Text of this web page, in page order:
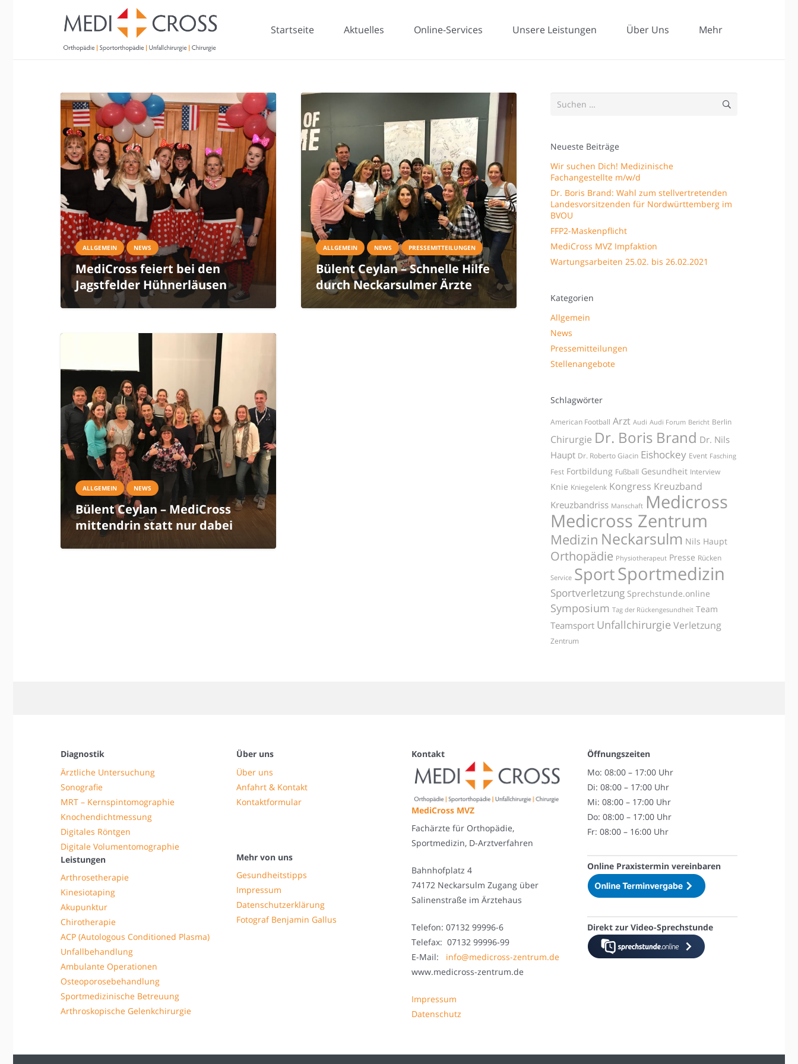
Startseite Aktuelles Online-Services Unsere Leistungen Über Uns Mehr
ALLGEMEIN NEWS
MediCross feiert bei den
Jagstfelder Hühnerläusen
ALLGEMEIN NEWS PRESSEMITTEILUNGEN
Bülent Ceylan – Schnelle Hilfe
durch Neckarsulmer Ärzte
ALLGEMEIN NEWS
Bülent Ceylan – MediCross
mittendrin statt nur dabei
Suchen
Neueste Beiträge
Wir suchen Dich! Medizinische
Fachangestellte m/w/d
Dr. Boris Brand: Wahl zum stellvertretenden
Landesvorsitzenden für Nordwürttemberg im
BVOU
FFP2-Maskenpflicht
MediCross MVZ Impfaktion
Wartungsarbeiten 25.02. bis 26.02.2021
Kategorien
Allgemein
News
Pressemitteilungen
Stellenangebote
Schlagwörter
American Football Arzt Audi Audi Forum Bericht Berlin
Chirurgie Dr. Boris Brand Dr. Nils
Haupt Dr. Roberto Giacin Eishockey Event Fasching
Fest Fortbildung Fußball Gesundheit Interview
Knie Kniegelenk Kongress Kreuzband
Kreuzbandriss Manschaft Medicross
Medicross Zentrum
Medizin Neckarsulm Nils Haupt
Orthopädie Physiotherapeut Presse Rücken
Service SportSportmedizin
Sportverletzung Sprechstunde.online
Symposium Tag der Rückengesundheit Team
Teamsport Unfallchirurgie Verletzung
Zentrum
Diagnostik
Ärztliche Untersuchung
Sonografie
MRT – Kernspintomographie
Knochendichtmessung
Digitales Röntgen
Digitale Volumentomographie
Leistungen
Arthrosetherapie
Kinesiotaping
Akupunktur
Chirotherapie
ACP (Autologous Conditioned Plasma)
Unfallbehandlung
Ambulante Operationen
Osteoporosebehandlung
Sportmedizinische Betreuung
Arthroskopische Gelenkchirurgie
Über uns
Über uns
Anfahrt & Kontakt
Kontaktformular
Mehr von uns
Gesundheitstipps
Impressum
Datenschutzerklärung
Fotograf Benjamin Gallus
Kontakt
MediCross MVZ
Fachärzte für Orthopädie,
Sportmedizin, D-Arztverfahren
Bahnhofplatz 4
74172 Neckarsulm Zugang über
Salinenstraße im Ärztehaus
Telefon: 07132 99996-6
Telefax: 07132 99996-99
E-Mail: info@medicross-zentrum.de
www.medicross-zentrum.de
Impressum
Datenschutz
Öffnungszeiten
Mo: 08:00 – 17:00 Uhr
Di: 08:00 – 17:00 Uhr
Mi: 08:00 – 17:00 Uhr
Do: 08:00 – 17:00 Uhr
Fr: 08:00 – 16:00 Uhr
Online Praxistermin vereinbaren
Direkt zur Video-Sprechstunde